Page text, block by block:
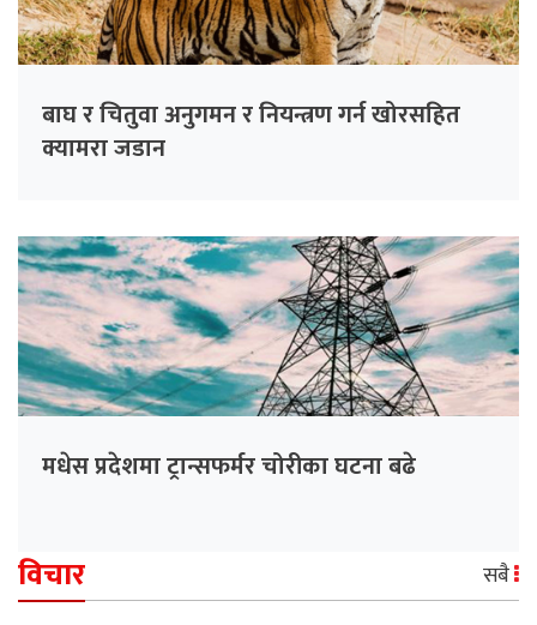
बाघ र चितुवा अनुगमन र नियन्त्रण गर्न खोरसहित
क्यामरा जडान
मधेस प्रदेशमा ट्रान्सफर्मर चोरीका घटना बढे
विचार सबै